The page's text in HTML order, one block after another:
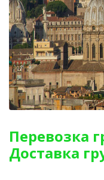
Перевозка
Доставка